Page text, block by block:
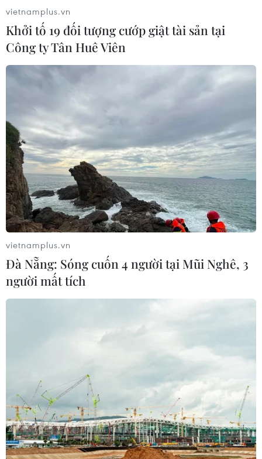
vietnamplus.vn
Khởi tố 19 đối tượng cướp giật tài sản tại
Công ty Tân Huê Viên
vietnamplus.vn
Đà Nẵng: Sóng cuốn 4 người tại Mũi Nghê, 3
người mất tích